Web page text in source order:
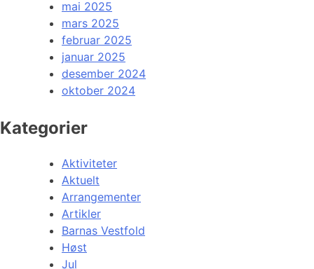
mai 2025
mars 2025
februar 2025
januar 2025
desember 2024
oktober 2024
Kategorier
Aktiviteter
Aktuelt
Arrangementer
Artikler
Barnas Vestfold
Høst
Jul